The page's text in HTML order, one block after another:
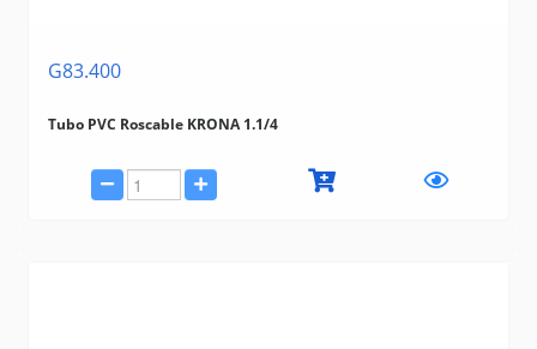
G83.400
Tubo PVC Roscable KRONA 1.1/4